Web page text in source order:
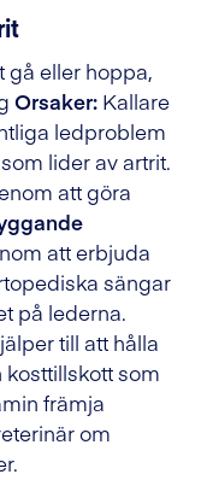
gå eller hoppa,
Orsaker: Kallare
ledproblem
lider av artrit.
att göra
att erbjuda
sängar
på lederna.
till att hålla
kosttillskott som
främja
om